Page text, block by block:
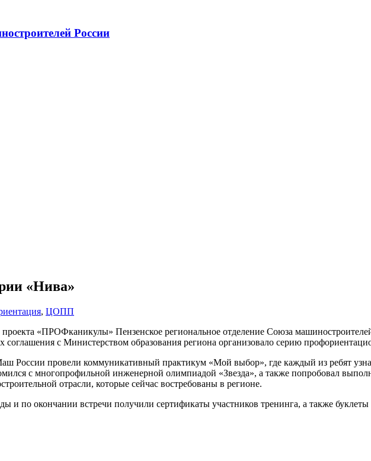
России
«Нива»
, ЦОПП
«ПРОФканикулы» Пензенское региональное отделение Союза
с Министерством образования региона организовало серию
России провели коммуникативный практикум «Мой выбор», где каждый из ребят
с многопрофильной инженерной олимпиадой «Звезда», а также попробовал
отрасли, которые сейчас востребованы в регионе.
по окончании встречи получили сертификаты участников тренинга, а также